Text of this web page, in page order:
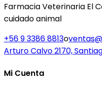
Farmacia Veterinaria El
cuidado animal
+56 9 3386 8813o
Arturo Calvo 2170,
Mi Cuenta